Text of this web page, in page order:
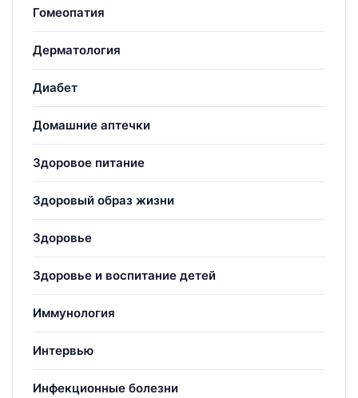
Гомеопатия
Дерматология
Диабет
Домашние аптечки
Здоровое питание
Здоровый образ жизни
Здоровье
Здоровье и воспитание детей
Иммунология
Интервью
Инфекционные болезни